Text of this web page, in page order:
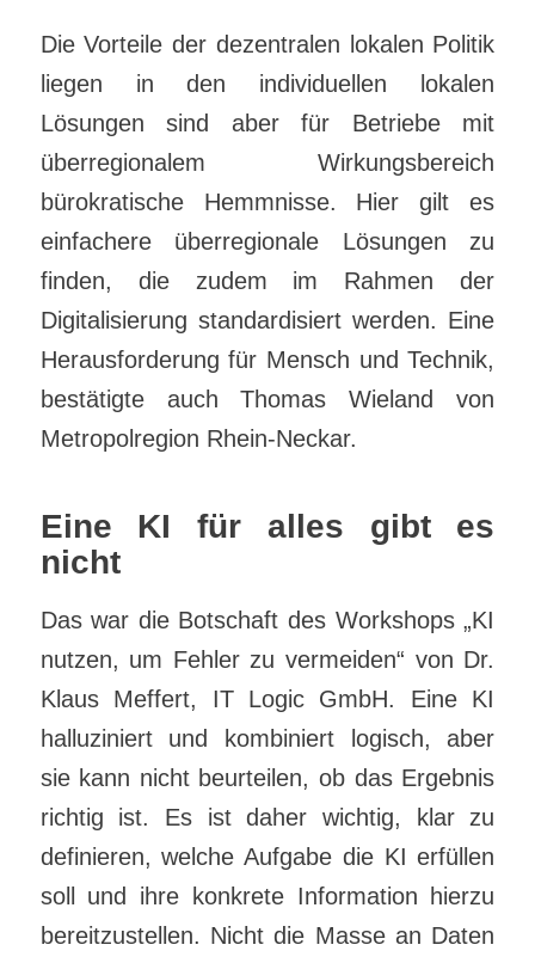
Die Vorteile der dezentralen lokalen Politik
liegen in den individuellen lokalen
Lösungen sind aber für Betriebe mit
überregionalem Wirkungsbereich
bürokratische Hemmnisse. Hier gilt es
einfachere überregionale Lösungen zu
finden, die zudem im Rahmen der
Digitalisierung standardisiert werden. Eine
Herausforderung für Mensch und Technik,
bestätigte auch Thomas Wieland von
Metropolregion Rhein-Neckar.
Eine KI für alles gibt es
nicht
Das war die Botschaft des Workshops „KI
nutzen, um Fehler zu vermeiden“ von Dr.
Klaus Meffert, IT Logic GmbH. Eine KI
halluziniert und kombiniert logisch, aber
sie kann nicht beurteilen, ob das Ergebnis
richtig ist. Es ist daher wichtig, klar zu
definieren, welche Aufgabe die KI erfüllen
soll und ihre konkrete Information hierzu
bereitzustellen. Nicht die Masse an Daten